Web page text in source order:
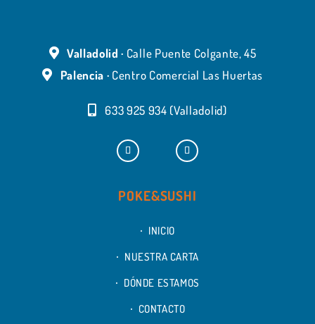
Valladolid · Calle Puente Colgante, 45
Palencia · Centro Comercial Las Huertas
633 925 934 (Valladolid)
POKE&SUSHI
INICIO
NUESTRA CARTA
DÓNDE ESTAMOS
CONTACTO